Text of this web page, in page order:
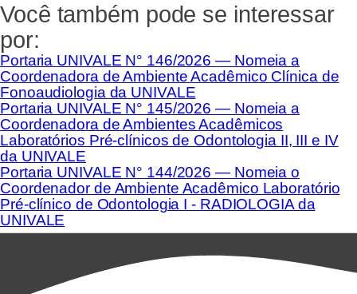
Você também pode se interessar
por:
Portaria UNIVALE N° 146/2026 — Nomeia a
Coordenadora de Ambiente Acadêmico Clínica de
Fonoaudiologia da UNIVALE
Portaria UNIVALE N° 145/2026 — Nomeia a
Coordenadora de Ambientes Acadêmicos
Laboratórios Pré-clínicos de Odontologia II, III e IV
da UNIVALE
Portaria UNIVALE N° 144/2026 — Nomeia o
Coordenador de Ambiente Acadêmico Laboratório
Pré-clínico de Odontologia I - RADIOLOGIA da
UNIVALE